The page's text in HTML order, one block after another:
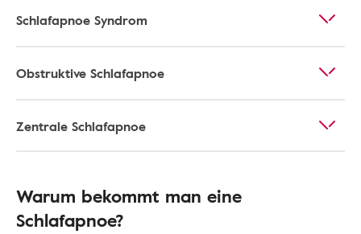
Schlafapnoe Syndrom
Obstruktive Schlafapnoe
Zentrale Schlafapnoe
Warum bekommt man eine
Schlafapnoe?